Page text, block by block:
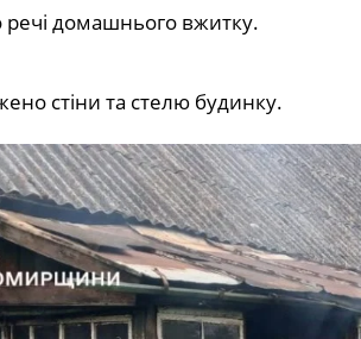
домашнього вжитку.
стіни та стелю будинку.